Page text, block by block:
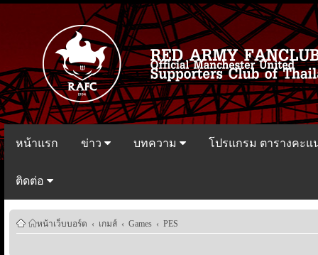
หน้าแรก ข่าว บทความ โปรแกรม ตารางคะ
ติดต่อ
หน้าเว็บบอร์ด ‹ เกมส์ ‹ Games ‹ PES